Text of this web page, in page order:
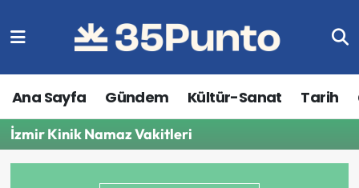
Ana Sayfa Gündem Kültür-Sanat Tarih
İzmir Kinik Namaz Vakitleri